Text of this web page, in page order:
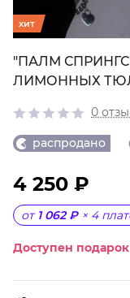
хит
"ПАЛМ
ЛИМОННЫХ
0
распродано
4 250 ₽
от 1 062 ₽ × 4
Доступен подарок